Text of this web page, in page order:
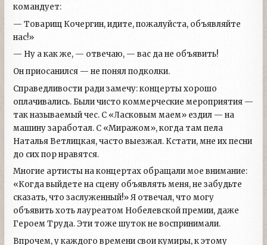
командует:
— Товарищ Кочергин, идите, пожалуйста, объявляйте
нас!»
— Ну а как же, — отвечаю, — вас да не объявить!
Он приосанился — не понял подколки.
Справедливости ради замечу: концерты хорошо
оплачивались. Были чисто коммерческие мероприятия —
так называемый чес. С «Ласковым маем» ездил — на
машину заработал. С «Миражом», когда там пела
Наталья Ветлицкая, часто выезжал. Кстати, мне их песни
до сих пор нравятся.
Многие артисты на концертах обращали мое внимание:
«Когда выйдете на сцену объявлять меня, не забудьте
сказать, что заслуженный!» Я отвечал, что могу
объявить хоть лауреатом Нобелевской премии, даже
Героем Труда. Эти тоже шуток не воспринимали.
Впрочем, у каждого времени свои кумиры, к этому